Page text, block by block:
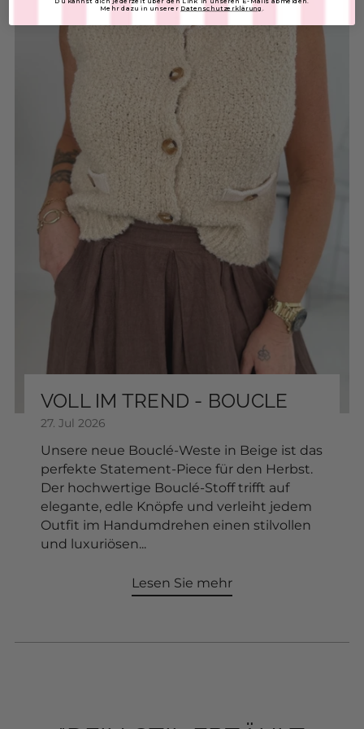
In den Warenkorb
Leder Bindegürtel
SKU: 2601415
€19,00
FARBE:
In den Warenkorb
In den Warenkorb
VOLL IM TREND - BOUCLE
27. Jul 2026
Unsere neue Bouclé-Weste in Beige ist das
perfekte Statement-Piece für den Herbst.
Der hochwertige Bouclé-Stoff trifft auf
elegante, edle Knöpfe und verleiht jedem
Outfit im Handumdrehen einen stilvollen
und luxuriösen...
Lesen Sie mehr
"MODE IST NICHT
"MODE IST NICHT
Mehr dazu in unserer Datenschutzerklärung